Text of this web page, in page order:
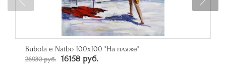
Bubola e Naibo 100х100 "На пляже"
26930 руб. 16158 руб.